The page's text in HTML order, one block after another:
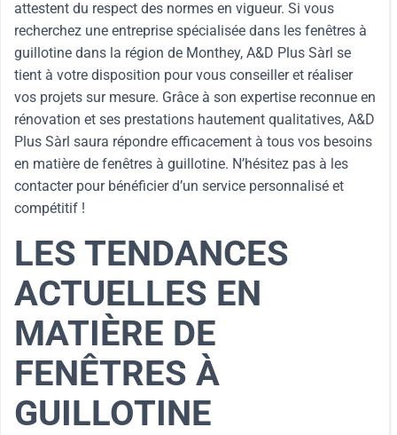
attestent du respect des normes en vigueur. Si vous
recherchez une entreprise spécialisée dans les fenêtres à
guillotine dans la région de Monthey, A&D Plus Sàrl se
tient à votre disposition pour vous conseiller et réaliser
vos projets sur mesure. Grâce à son expertise reconnue en
rénovation et ses prestations hautement qualitatives, A&D
Plus Sàrl saura répondre efficacement à tous vos besoins
en matière de fenêtres à guillotine. N’hésitez pas à les
contacter pour bénéficier d’un service personnalisé et
compétitif !
LES TENDANCES
ACTUELLES EN
MATIÈRE DE
FENÊTRES À
GUILLOTINE